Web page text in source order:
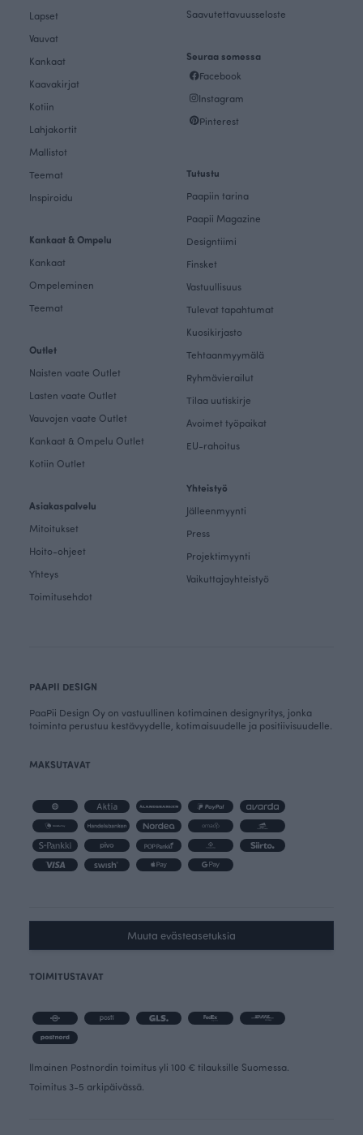
Lapset
Vauvat
Kankaat
Kaavakirjat
Kotiin
Lahjakortit
Mallistot
Teemat
Inspiroidu
Kankaat & Ompelu
Kankaat
Ompeleminen
Teemat
Outlet
Naisten vaate Outlet
Lasten vaate Outlet
Vauvojen vaate Outlet
Kankaat & Ompelu Outlet
Kotiin Outlet
Asiakaspalvelu
Mitoitukset
Hoito-ohjeet
Yhteys
Toimitusehdot
Saavutettavuusseloste
Seuraa somessa
Facebook
Instagram
Pinterest
Tutustu
Paapiin tarina
Paapii Magazine
Designtiimi
Finsket
Vastuullisuus
Tulevat tapahtumat
Kuosikirjasto
Tehtaanmyymälä
Ryhmävierailut
Tilaa uutiskirje
Avoimet työpaikat
EU-rahoitus
Yhteistyö
Jälleenmyynti
Press
Projektimyynti
Vaikuttajayhteistyö
PAAPII DESIGN
PaaPii Design Oy on vastuullinen kotimainen designyritys, jonka
toiminta perustuu kestävyydelle, kotimaisuudelle ja positiivisuudelle.
MAKSUTAVAT
Muuta evästeasetuksia
TOIMITUSTAVAT
Ilmainen Postnordin toimitus yli 100 € tilauksille Suomessa.
Toimitus 3-5 arkipäivässä.